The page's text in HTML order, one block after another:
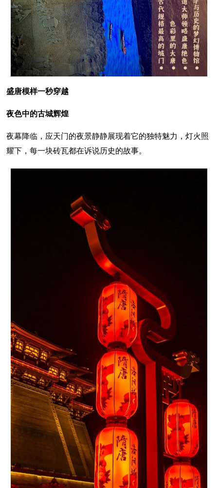
盛唐模样一秒穿越
夜色中的古城辉煌
夜幕降临，应天门的夜景静静展现着它的独特魅力，灯火照
耀下，每一块砖瓦都在诉说历史的故事。